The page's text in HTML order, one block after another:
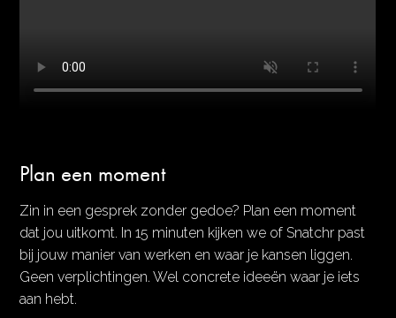
Plan een moment
Zin in een gesprek zonder gedoe? Plan een moment
dat jou uitkomt. In 15 minuten kijken we of Snatchr past
bij jouw manier van werken en waar je kansen liggen.
Geen verplichtingen. Wel concrete ideeën waar je iets
aan hebt.